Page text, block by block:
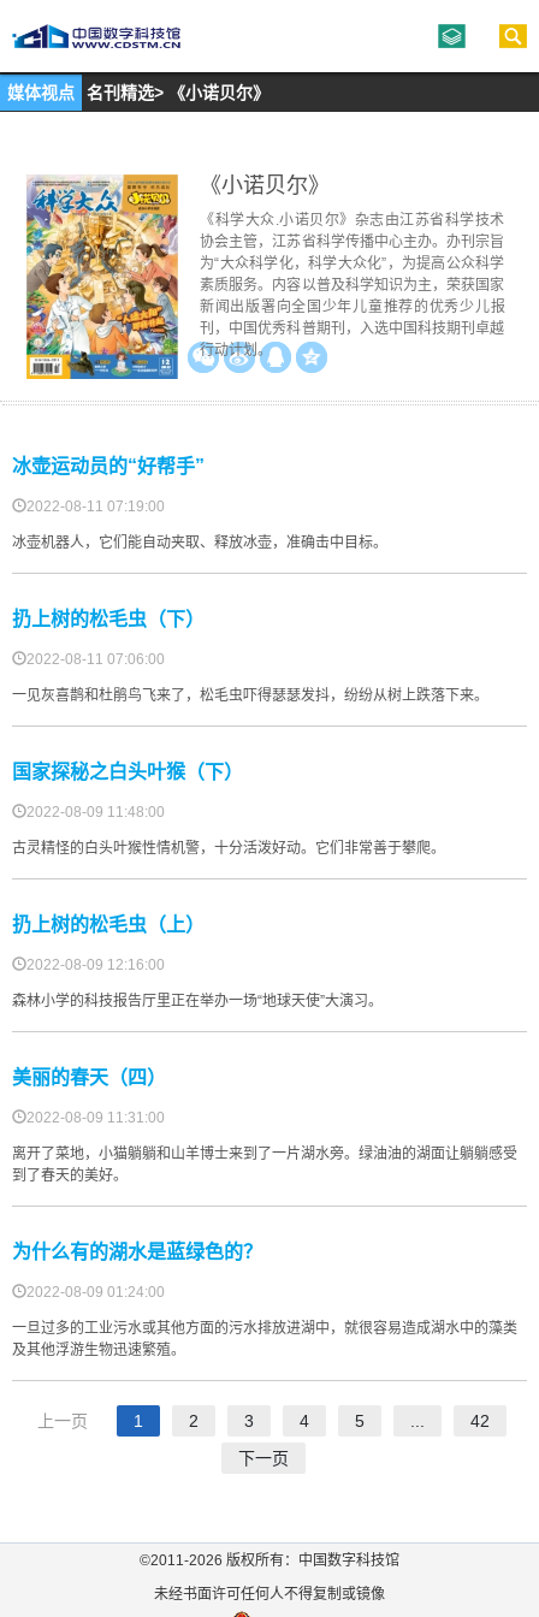
媒体视点 名刊精选> 《小诺贝尔》
《小诺贝尔》
《科学大众.小诺贝尔》杂志由江苏省科学技术
协会主管，江苏省科学传播中心主办。办刊宗旨
为“大众科学化，科学大众化”，为提高公众科学
素质服务。内容以普及科学知识为主，荣获国家
新闻出版署向全国少年儿童推荐的优秀少儿报
刊，中国优秀科普期刊，入选中国科技期刊卓越
行动计划。
分享到：
冰壶运动员的“好帮手”
2022-08-11 07:19:00
冰壶机器人，它们能自动夹取、释放冰壶，准确击中目标。
扔上树的松毛虫（下）
2022-08-11 07:06:00
一见灰喜鹊和杜鹃鸟飞来了，松毛虫吓得瑟瑟发抖，纷纷从树上跌落下来。
国家探秘之白头叶猴（下）
2022-08-09 11:48:00
古灵精怪的白头叶猴性情机警，十分活泼好动。它们非常善于攀爬。
扔上树的松毛虫（上）
2022-08-09 12:16:00
森林小学的科技报告厅里正在举办一场“地球天使”大演习。
美丽的春天（四）
2022-08-09 11:31:00
离开了菜地，小猫躺躺和山羊博士来到了一片湖水旁。绿油油的湖面让躺躺感受
到了春天的美好。
为什么有的湖水是蓝绿色的？
2022-08-09 01:24:00
一旦过多的工业污水或其他方面的污水排放进湖中，就很容易造成湖水中的藻类
及其他浮游生物迅速繁殖。
上一页 1 2 3 4 5
42
下一页
©2011-2026 版权所有：中国数字科技馆
未经书面许可任何人不得复制或镜像